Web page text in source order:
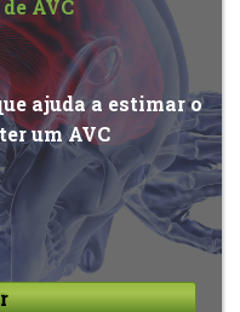
AVC
ajuda a estimar o
um AVC